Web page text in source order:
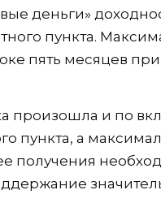
деньги»
пункта.
пять месяцев
произошла и по
пункта, а
получения